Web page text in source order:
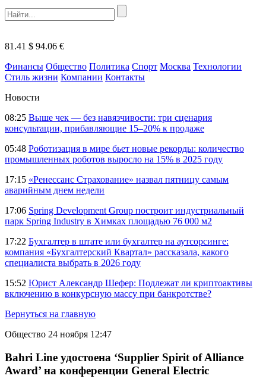
81.41 $ 94.06 €
Финансы Общество Политика Спорт Москва Технологии
Стиль жизни Компании Контакты
Новости
08:25 Выше чек — без навязчивости: три сценария
консультации, прибавляющие 15–20% к продаже
05:48 Роботизация в мире бьет новые рекорды: количество
промышленных роботов выросло на 15% в 2025 году
17:15 «Ренессанс Страхование» назвал пятницу самым
аварийным днем недели
17:06 Spring Development Group построит индустриальный
парк Spring Industry в Химках площадью 76 000 м2
17:22 Бухгалтер в штате или бухгалтер на аутсорсинге:
компания «Бухгалтерский Квартал» рассказала, какого
специалиста выбрать в 2026 году
15:52 Юрист Александр Шефер: Подлежат ли криптоактивы
включению в конкурсную массу при банкротстве?
Вернуться на главную
Общество 24 ноября 12:47
Bahri Line удостоена ‘Supplier Spirit of Alliance
Award’ на конференции General Electric